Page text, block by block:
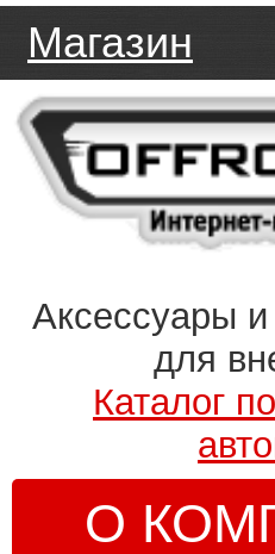
Магазин
Аксессуары
для
Каталог
О